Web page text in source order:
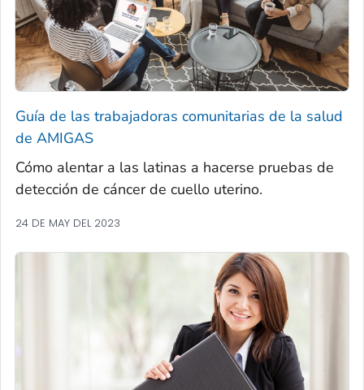
Guía de las trabajadoras comunitarias de la salud
de AMIGAS
Cómo alentar a las latinas a hacerse pruebas de
detección de cáncer de cuello uterino.
24 DE MAY DEL 2023